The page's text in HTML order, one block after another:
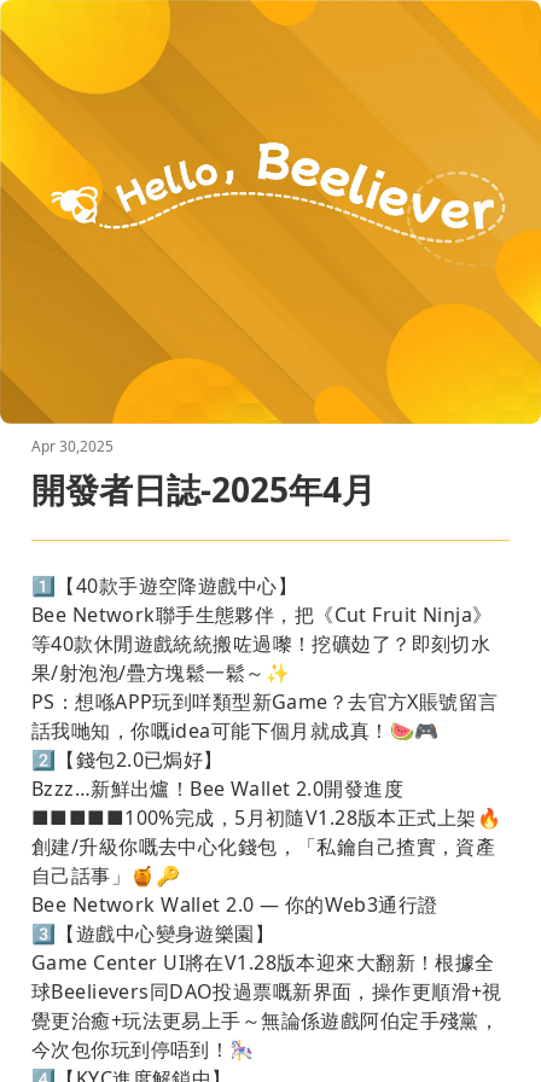
Apr 30,2025
開發者日誌-2025年4月
1️⃣【40款手遊空降遊戲中心】
Bee Network聯手生態夥伴，把《Cut Fruit Ninja》
等40款休閒遊戲統統搬咗過嚟！挖礦攰了？即刻切水
果/射泡泡/疊方塊鬆一鬆～✨
PS ：想喺APP玩到咩類型新Game？去官方X賬號留言
話我哋知，你嘅idea可能下個月就成真！🍉🎮
2️⃣【錢包2.0已焗好】
Bzzz…新鮮出爐！Bee Wallet 2.0開發進度
■■■■■100%完成，5月初隨V1.28版本正式上架🔥
創建/升級你嘅去中心化錢包，「私鑰自己揸實，資產
自己話事」🍯🔑
Bee Network Wallet 2.0 — 你的Web3通行證
3️⃣【遊戲中心變身遊樂園】
Game Center UI將在V1.28版本迎來大翻新！根據全
球Beelievers同DAO投過票嘅新界面，操作更順滑+視
覺更治癒+玩法更易上手～無論係遊戲阿伯定手殘黨，
今次包你玩到停唔到！🎠